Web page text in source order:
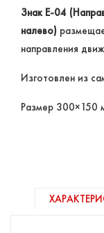
Знак Е-04
налево)
направления
Изготовлен из
Размер 300×150